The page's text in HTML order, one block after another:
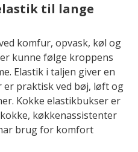
til lange
komfur, opvask, køl og
kunne følge kroppens
Elastik i taljen giver en
praktisk ved bøj, løft og
Kokke elastikbukser er
køkkenassistenter
brug for komfort